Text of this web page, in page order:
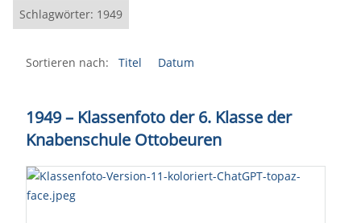
Schlagwörter: 1949
Sortieren nach: Titel Datum
1949 – Klassenfoto der 6. Klasse der
Knabenschule Ottobeuren